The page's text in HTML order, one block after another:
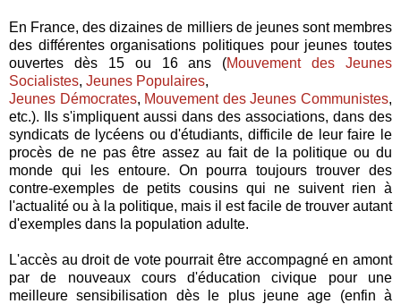
En France, des dizaines de milliers de jeunes sont membres
des différentes organisations politiques pour jeunes toutes
ouvertes dès 15 ou 16 ans (Mouvement des Jeunes
Socialistes, Jeunes Populaires,
Jeunes Démocrates, Mouvement des Jeunes Communistes,
etc.). Ils s'impliquent aussi dans des associations, dans des
syndicats de lycéens ou d'étudiants, difficile de leur faire le
procès de ne pas être assez au fait de la politique ou du
monde qui les entoure. On pourra toujours trouver des
contre-exemples de petits cousins qui ne suivent rien à
l'actualité ou à la politique, mais il est facile de trouver autant
d'exemples dans la population adulte.
L'accès au droit de vote pourrait être accompagné en amont
par de nouveaux cours d'éducation civique pour une
meilleure sensibilisation dès le plus jeune age (enfin à